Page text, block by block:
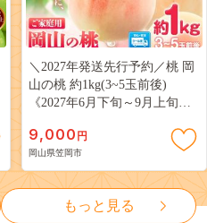
＼2027年発送先行予約／桃 岡
山の桃 約1kg(3~5玉前後)
《2027年6月下旬～9月上旬頃
岡山 はくとう スイーツ フル
ーツ 果物 デザート 旬 モモ も
も 先行予約 送料無料 果物 岡
山県 笠岡市 清水白桃 白鳳 白
麗 クール便---
9,000 円
岡山県笠岡市
もっと見る